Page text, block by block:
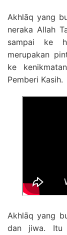
Akhlāq yang
neraka Allah
sampai ke
merupakan
ke
Pemberi Kasih.
Akhlāq yang
dan jiwa. Itu